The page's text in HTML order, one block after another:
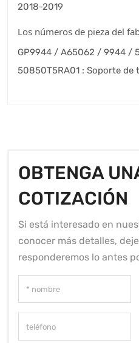
2018-2019
Los números de pieza del
GP9944 / A65062 / 9944 /
50850T5RA01 : Soporte
OBTENGA
COTIZACIÓN
Si está interesado en
conocer más detalles,
responderemos lo antes